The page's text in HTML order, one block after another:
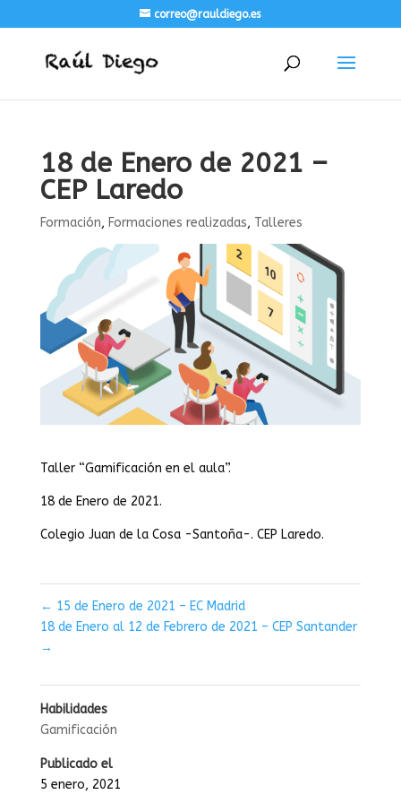
correo@rauldiego.es
18 de Enero de 2021 –
CEP Laredo
Formación, Formaciones realizadas, Talleres
Taller “Gamificación en el aula”.
18 de Enero de 2021.
Colegio Juan de la Cosa -Santoña-. CEP Laredo.
← 15 de Enero de 2021 – EC Madrid
18 de Enero al 12 de Febrero de 2021 – CEP Santander
→
Habilidades
Gamificación
Publicado el
5 enero, 2021